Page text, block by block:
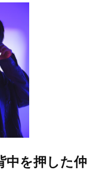
中を押した仲